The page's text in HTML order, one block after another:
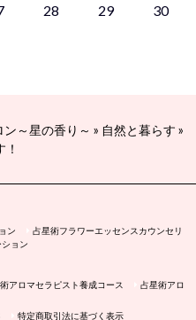
28 29
30
～星の香り～ » 自然と暮らす »
ン
占星術フラワーエッセンスカウンセリ
ョン
アロマセラピスト養成コース
占星術アロ
特定商取引法に基づく表示